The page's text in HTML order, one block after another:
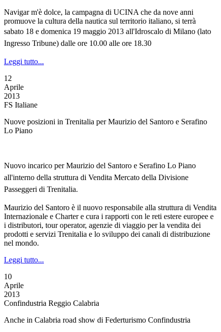
Navigar m'è dolce, la campagna di UCINA che da nove anni
promuove la cultura della nautica sul territorio italiano, si terrà
sabato 18 e domenica 19 maggio 2013 all'Idroscalo di Milano (lato
Ingresso Tribune) dalle ore 10.00 alle ore 18.30
Leggi tutto...
12
Aprile
2013
FS Italiane
Nuove posizioni in Trenitalia per Maurizio del Santoro e Serafino
Lo Piano
Nuovo incarico per Maurizio del Santoro e Serafino Lo Piano
all'interno della struttura di Vendita Mercato della Divisione
Passeggeri di Trenitalia.
Maurizio del Santoro è il nuovo responsabile alla struttura di Vendita
Internazionale e Charter e cura i rapporti con le reti estere europee e
i distributori, tour operator, agenzie di viaggio per la vendita dei
prodotti e servizi Trenitalia e lo sviluppo dei canali di distribuzione
nel mondo.
Leggi tutto...
10
Aprile
2013
Confindustria Reggio Calabria
Anche in Calabria road show di Federturismo Confindustria